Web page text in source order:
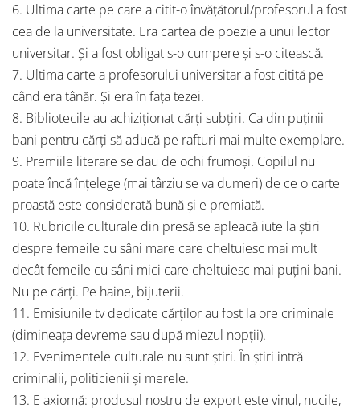
6. Ultima carte pe care a citit-o învățătorul/profesorul a fost
cea de la universitate. Era cartea de poezie a unui lector
universitar. Și a fost obligat s-o cumpere și s-o citească.
7. Ultima carte a profesorului universitar a fost citită pe
când era tânăr. Și era în fața tezei.
8. Bibliotecile au achiziționat cărți subțiri. Ca din puținii
bani pentru cărți să aducă pe rafturi mai multe exemplare.
9. Premiile literare se dau de ochi frumoși. Copilul nu
poate încă înțelege (mai târziu se va dumeri) de ce o carte
proastă este considerată bună și e premiată.
10. Rubricile culturale din presă se apleacă iute la știri
despre femeile cu sâni mare care cheltuiesc mai mult
decât femeile cu sâni mici care cheltuiesc mai puțini bani.
Nu pe cărți. Pe haine, bijuterii.
11. Emisiunile tv dedicate cărților au fost la ore criminale
(dimineața devreme sau după miezul nopții).
12. Evenimentele culturale nu sunt știri. În știri intră
criminalii, politicienii și merele.
13. E axiomă: produsul nostru de export este vinul, nucile,